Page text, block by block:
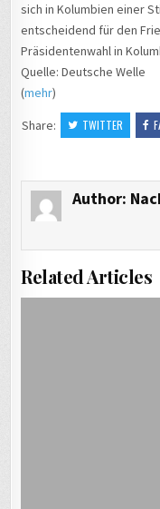
sich in Kolumbien einer
entscheidend für den
Präsidentenwahl in
Quelle: Deutsche Welle
(mehr)
Share:
TWITTER
Author:
Related Articles